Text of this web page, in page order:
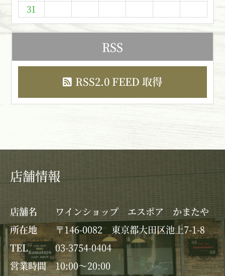
31
RSS
RSS2.0 FEED 取得
店舗情報
店舗名
ワインショップ エスポア かまたや
所在地
〒146-0082 東京都大田区池上7-1-8
TEL
03-3754-0404
営業時間
10:00～20:00